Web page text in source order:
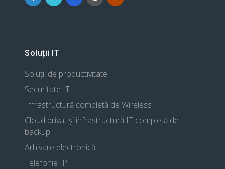
Soluții IT
Soluții de productivitate
Securitate IT
Infrastructură completă de Wireless
Cloud privat și infrastructură IT completă de
backup
Arhivare electronică
Telefonie IP